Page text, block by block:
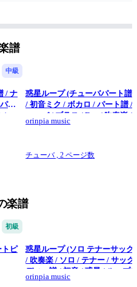
譜
中級
/ ナ
ー
/
ン
惑星ループ (チューバパート譜
/ 初音ミク / ボカロ / パート譜 / 金管 / チ
ューバ / ブラス / Eve / 吹奏楽 /
しい) - ナユタン星人
orinpia music
チューバ ,2 ページ数
楽譜
初級
トピ
惑星ループ (ソロ テナーサック
/ 吹奏楽 / ソロ / テナー / サック
ディー譜 / 初音 / 惑星 / ループ/
星人) - Eve
orinpia music